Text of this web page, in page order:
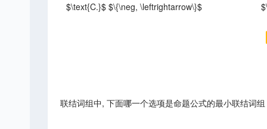
$\text{C.}$ $\{\neg, \leftrightarrow\}$
联结词组中, 下面哪一个选项是命题公式的最小联结词